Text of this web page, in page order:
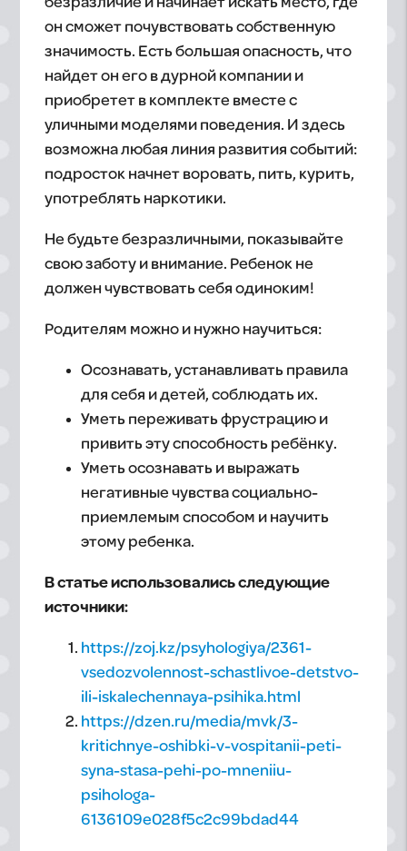
он сможет почувствовать собственную
значимость. Есть большая опасность, что
найдет он его в дурной компании и
приобретет в комплекте вместе с
уличными моделями поведения. И здесь
возможна любая линия развития событий:
подросток начнет воровать, пить, курить,
употреблять наркотики.
Не будьте безразличными, показывайте
свою заботу и внимание. Ребенок не
должен чувствовать себя одиноким!
Родителям можно и нужно научиться:
Осознавать, устанавливать правила
для себя и детей, соблюдать их.
Уметь переживать фрустрацию и
привить эту способность ребёнку.
Уметь осознавать и выражать
негативные чувства социально-
приемлемым способом и научить
этому ребенка.
В статье использовались следующие
источники:
https://zoj.kz/psyhologiya/2361-
vsedozvolennost-schastlivoe-detstvo-
ili-iskalechennaya-psihika.html
https://dzen.ru/media/mvk/3-
kritichnye-oshibki-v-vospitanii-peti-
syna-stasa-pehi-po-mneniiu-
psihologa-
6136109e028f5c2c99bdad44